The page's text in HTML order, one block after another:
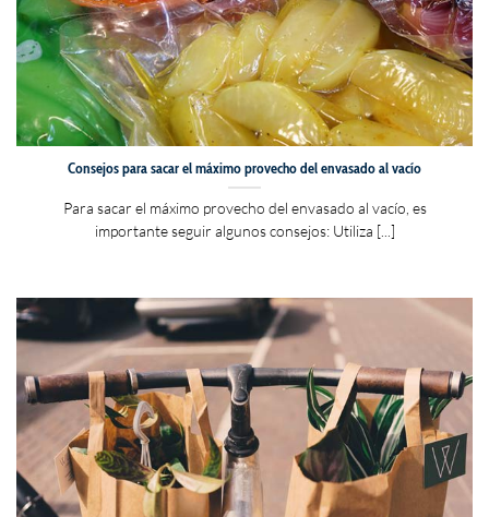
Consejos para sacar el máximo provecho del envasado al vacío
Para sacar el máximo provecho del envasado al vacío, es
importante seguir algunos consejos: Utiliza [...]